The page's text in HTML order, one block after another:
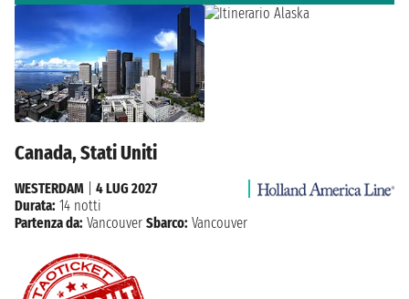
Canada, Stati Uniti
WESTERDAM
4 LUG 2027
Durata: 14 notti
Partenza da: Vancouver Sbarco: Vancouver